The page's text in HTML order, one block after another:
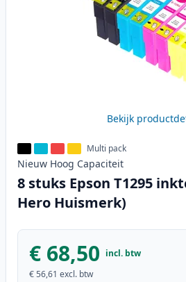
Bekijk
Multi pack
Nieuw Hoog Capaciteit
8 stuks Epson T1295
Hero Huismerk)
€ 68,50 incl. btw
€ 56,61 excl. btw